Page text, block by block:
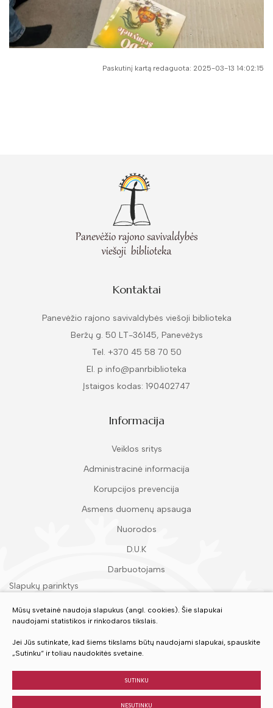
Paskutinį kartą redaguota: 2025-03-13 14:02:15
Kontaktai
Panevėžio rajono savivaldybės viešoji biblioteka
Beržų g. 50 LT-36145, Panevėžys
Tel. +370 45 58 70 50
El. p info@panrbiblioteka
Įstaigos kodas: 190402747
Informacija
Veiklos sritys
Administracinė informacija
Korupcijos prevencija
Asmens duomenų apsauga
Nuorodos
D.U.K
Darbuotojams
Slapukų parinktys
Įvertinkite mūsų paslaugas
Mūsų svetainė naudoja slapukus (angl. cookies). Šie slapukai
naudojami statistikos ir rinkodaros tikslais.
Jei Jūs sutinkate, kad šiems tikslams būtų naudojami slapukai, spauskite
„Sutinku“ ir toliau naudokitės svetaine.
SUTINKU
NESUTINKU